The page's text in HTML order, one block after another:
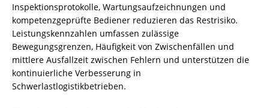
Inspektionsprotokolle, Wartungsaufzeichnungen und
kompetenzgeprüfte Bediener reduzieren das Restrisiko.
Leistungskennzahlen umfassen zulässige
Bewegungsgrenzen, Häufigkeit von Zwischenfällen und
mittlere Ausfallzeit zwischen Fehlern und unterstützen die
kontinuierliche Verbesserung in
Schwerlastlogistikbetrieben.